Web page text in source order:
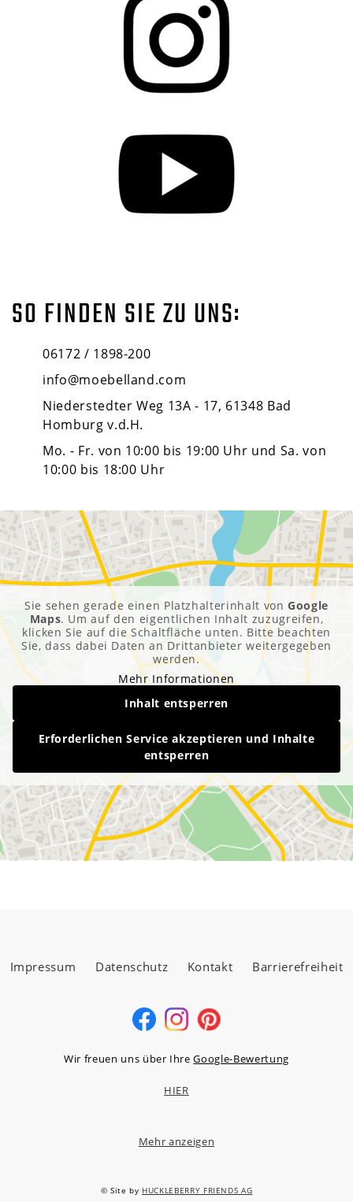
SO FINDEN SIE ZU UNS:
06172 / 1898-200
info@moebelland.com
Niederstedter Weg 13A - 17, 61348 Bad
Homburg v.d.H.
Mo. - Fr. von 10:00 bis 19:00 Uhr und Sa. von
10:00 bis 18:00 Uhr
Sie sehen gerade einen Platzhalterinhalt vonGoogle
Maps. Um auf den eigentlichen Inhalt zuzugreifen,
klicken Sie auf die Schaltfläche unten. Bitte beachten
Sie, dass dabei Daten an Drittanbieter weitergegeben
werden.
Mehr Informationen
Inhalt entsperren
Erforderlichen Service akzeptieren und Inhalte
entsperren
Impressum Datenschutz Kontakt Barrierefreiheit
Wir freuen uns über IhreGoogle-Bewertung
HIER
Niederstedter Weg 13A – 17, 61348 Bad Homburg v.d.H.
Mehr anzeigen
© Site by HUCKLEBERRY FRIENDS AG